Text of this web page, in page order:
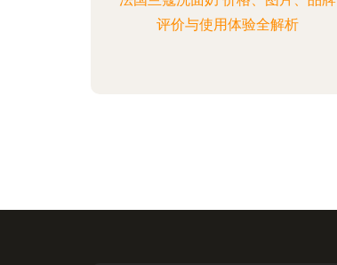
评价与使用体验全解析